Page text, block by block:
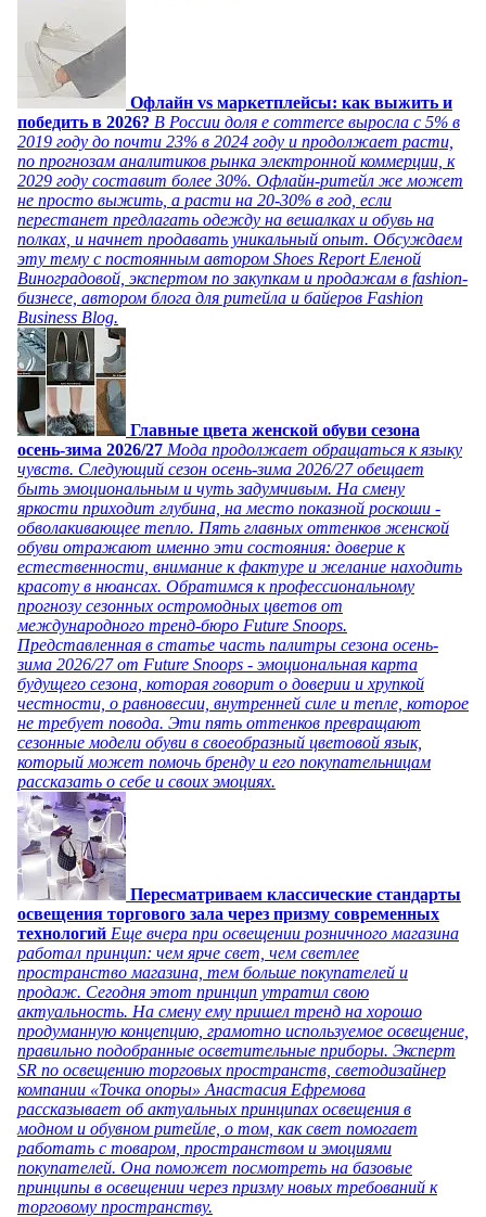
Офлайн vs маркетплейсы: как выжить и
победить в 2026? В России доля e commerce выросла с 5% в
2019 году до почти 23% в 2024 году и продолжает расти,
по прогнозам аналитиков рынка электронной коммерции, к
2029 году составит более 30%. Офлайн-ритейл же может
не просто выжить, а расти на 20-30% в год, если
перестанет предлагать одежду на вешалках и обувь на
полках, и начнет продавать уникальный опыт. Обсуждаем
эту тему с постоянным автором Shoes Report Еленой
Виноградовой, экспертом по закупкам и продажам в fashion-
бизнесе, автором блога для ритейла и байеров Fashion
Business Blog.
Главные цвета женской обуви сезона
осень-зима 2026/27 Мода продолжает обращаться к языку
чувств. Следующий сезон осень-зима 2026/27 обещает
быть эмоциональным и чуть задумчивым. На смену
яркости приходит глубина, на место показной роскоши -
обволакивающее тепло. Пять главных оттенков женской
обуви отражают именно эти состояния: доверие к
естественности, внимание к фактуре и желание находить
красоту в нюансах. Обратимся к профессиональному
прогнозу сезонных остромодных цветов от
международного тренд-бюро Future Snoops.
Представленная в статье часть палитры сезона осень-
зима 2026/27 от Future Snoops - эмоциональная карта
будущего сезона, которая говорит о доверии и хрупкой
честности, о равновесии, внутренней силе и тепле, которое
не требует повода. Эти пять оттенков превращают
сезонные модели обуви в своеобразный цветовой язык,
который может помочь бренду и его покупательницам
рассказать о себе и своих эмоциях.
Пересматриваем классические стандарты
освещения торгового зала через призму современных
технологий Еще вчера при освещении розничного магазина
работал принцип: чем ярче свет, чем светлее
пространство магазина, тем больше покупателей и
продаж. Сегодня этот принцип утратил свою
актуальность. На смену ему пришел тренд на хорошо
продуманную концепцию, грамотно используемое освещение,
правильно подобранные осветительные приборы. Эксперт
SR по освещению торговых пространств, светодизайнер
компании «Точка опоры» Анастасия Ефремова
рассказывает об актуальных принципах освещения в
модном и обувном ритейле, о том, как свет помогает
работать с товаром, пространством и эмоциями
покупателей. Она поможет посмотреть на базовые
принципы в освещении через призму новых требований к
торговому пространству.